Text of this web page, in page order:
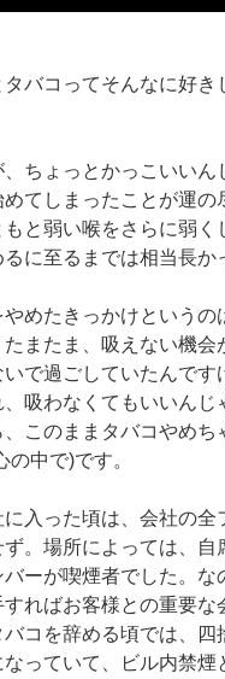
タバコってそんなに好き
、ちょっとかっこいい
めてしまったことが運
もと弱い喉をさらに弱
るに至るまでは相当長か
やめたきっかけという
たまたま、吸えない機
いで過ごしていたんで
、吸わなくてもいいん
このままタバコやめ
の中で)です。
に入った頃は、会社の
ず。場所によっては、
ーが喫煙者でした。
すればお客様との重要な
バコを辞める頃では、
なっていて、ビル内禁